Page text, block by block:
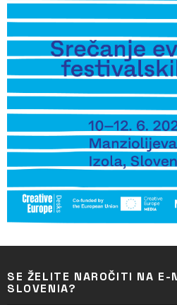
SE ŽELITE NAROČITI NA E-
SLOVENIA?